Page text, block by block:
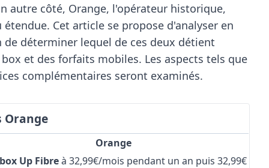
autre côté, Orange, l'opérateur historique,
Cet article se propose d'analyser en
déterminer lequel de ces deux détient
et des forfaits mobiles. Les aspects tels que
complémentaires seront examinés.
Orange
Orange
Up Fibreà 32,99€/mois pendant un an puis 32,99€